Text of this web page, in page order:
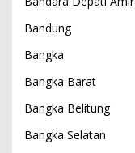
Bandung
Bangka
Bangka Barat
Bangka Belitung
Bangka Selatan